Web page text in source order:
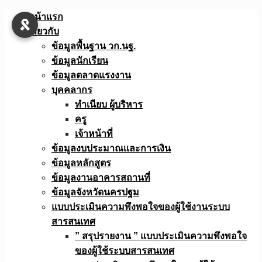
Skip
หน้าแรก
เกี่ยวกับ
ข้อมูลพื้นฐาน วก.นฐ.
ข้อมูลนักเรียน
ข้อมูลตลาดแรงงาน
บุคคลากร
ทำเนียบ ผู้บริหาร
ครู
เจ้าหน้าที่
ข้อมูลงบประมาณเเละการเงิน
ข้อมูลหลักสูตร
ข้อมูลงานอาคารสถานที่
ข้อมูลจังหวัดนครปฐม
แบบประเมินความพึงพอใจของผู้ใช้งานระบบ
สารสนเทศ
” สรุปรายงาน ” แบบประเมินความพึงพอใจ
ของผู้ใช้ระบบสารสนเทศ